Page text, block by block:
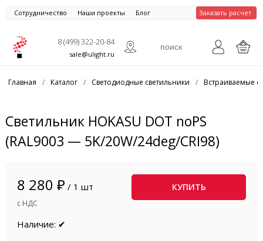
Сотрудничество Наши проекты Блог Заказать расчет
8 (499) 322-20-84
sale@ulight.ru
Главная / Каталог / Светодиодные светильники / Встраиваемые
Светильник HOKASU DOT noPS
(RAL9003 — 5K/20W/24deg/CRI98)
8 280 ₽ / 1 шт
с НДС
КУПИТЬ
Наличие: ✔